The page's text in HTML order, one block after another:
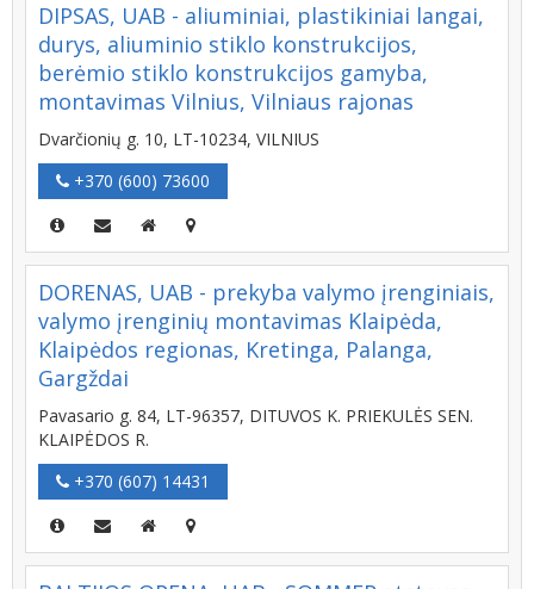
DIPSAS, UAB - aliuminiai, plastikiniai langai,
durys, aliuminio stiklo konstrukcijos,
berėmio stiklo konstrukcijos gamyba,
montavimas Vilnius, Vilniaus rajonas
Dvarčionių g. 10, LT-10234, VILNIUS
+370 (600) 73600
DORENAS, UAB - prekyba valymo įrenginiais,
valymo įrenginių montavimas Klaipėda,
Klaipėdos regionas, Kretinga, Palanga,
Gargždai
Pavasario g. 84, LT-96357, DITUVOS K. PRIEKULĖS SEN.
KLAIPĖDOS R.
+370 (607) 14431